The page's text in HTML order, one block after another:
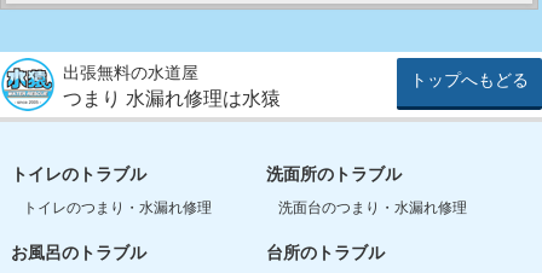
出張無料の水道屋
つまり 水漏れ修理は水猿
トップへもどる
トイレのトラブル
トイレのつまり・水漏れ修理
お風呂のトラブル
洗面所のトラブル
洗面台のつまり・水漏れ修理
台所のトラブル